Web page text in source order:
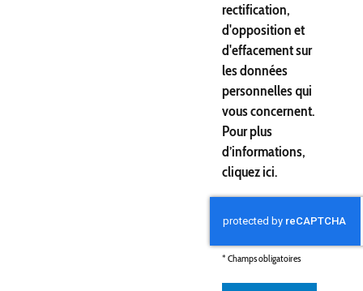
rectification,
d'opposition et
d'effacement sur
les données
personnelles qui
vous concernent.
Pour plus
d’informations,
cliquezici.
* Champs obligatoires